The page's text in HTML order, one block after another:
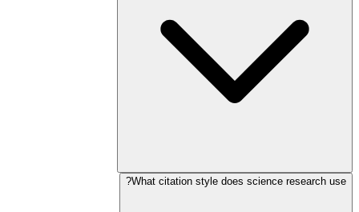
What citation style does science research use?